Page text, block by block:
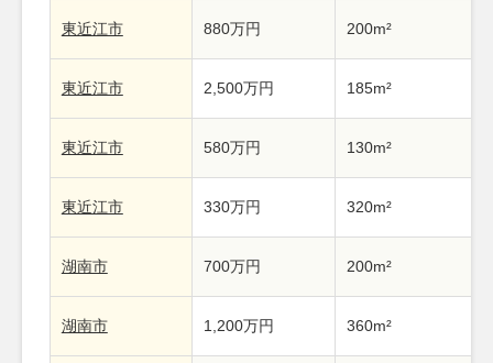
東近江市 880万円 200m²
東近江市 2,500万円 185m²
東近江市 580万円 130m²
東近江市 330万円 320m²
湖南市 700万円 200m²
湖南市 1,200万円 360m²